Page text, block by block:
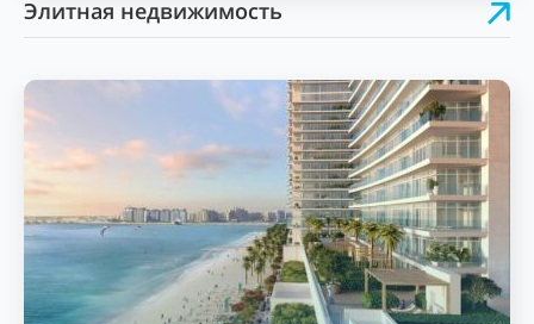
Элитная недвижимость